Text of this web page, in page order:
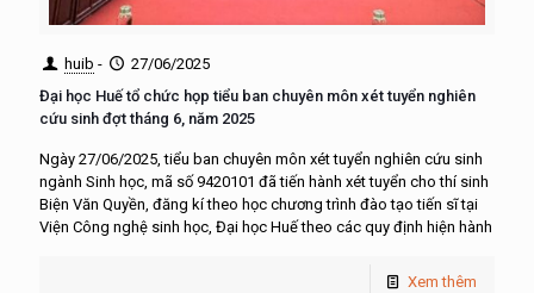
huib -
27/06/2025
Đại học Huế tổ chức họp tiểu ban chuyên môn xét tuyển nghiên
cứu sinh đợt tháng 6, năm 2025
Ngày 27/06/2025, tiểu ban chuyên môn xét tuyển nghiên cứu sinh
ngành Sinh học, mã số 9420101 đã tiến hành xét tuyển cho thí sinh
Biện Văn Quyền, đăng kí theo học chương trình đào tạo tiến sĩ tại
Viện Công nghệ sinh học, Đại học Huế theo các quy định hiện hành
Xem thêm